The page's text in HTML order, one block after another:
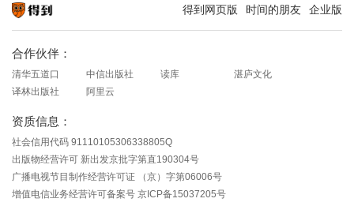
得到网页版 时间的朋友 企业版
合作伙伴：
清华五道口 中信出版社 读库
湛庐文化
译林出版社
阿里云
资质信息：
社会信用代码 91110105306338805Q
出版物经营许可 新出发京批字第直190304号
广播电视节目制作经营许可证 （京）字第06006号
增值电信业务经营许可备案号 京ICP备15037205号